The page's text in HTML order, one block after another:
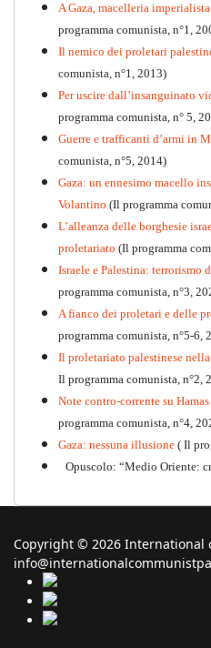
Per la difesa
A Gaza, macelleria
programma comunista, n°1,
Il nemico dei proletari
comunista, n°1, 2013)
Per uscire dall’insanguinato
programma comunista, n° 5,
Guerre e trafficanti d’armi in
comunista, n°5, 2014)
Gaza: un ennesimo macello
Volantino (Il programma
L’alleanza delle borghesie
proletariato (Il programma
Israele e Palestina: terrorismo
programma comunista, n°3,
A fianco dei proletari e delle
programma comunista, n°5-6,
Il proletariato palestinese
Il programma comunista, n°2,
Note contro-corrente su
programma comunista, n°4,
Gaza: nessuna illusione ( Il
Opuscolo: “Medio Oriente:
Copyright © 2026 International